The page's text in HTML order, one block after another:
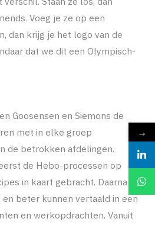
Voeg je ze op een
dan krijg je het logo van de
dat we dit een Olympisch-
Goosensen en Siemons de
met in elke groep
de betrokken afdelingen.
de Hebo-processen op
in kaart gebracht. Daarna
beter kunnen vertaald in een
en werkopdrachten. Vanuit
→